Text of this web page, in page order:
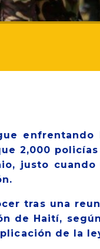
2,000
justo
tras una
de Haití,
de la